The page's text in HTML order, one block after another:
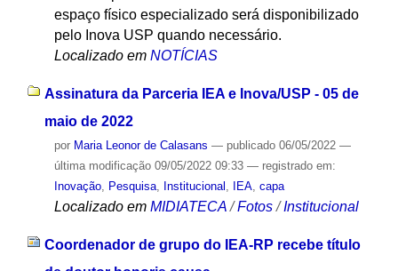
espaço físico especializado será disponibilizado
pelo Inova USP quando necessário.
Localizado em NOTÍCIAS
Assinatura da Parceria IEA e Inova/USP - 05 de
maio de 2022
por Maria Leonor de Calasans — publicado06/05/2022 —
última modificação09/05/2022 09:33 — registrado em:
Inovação, Pesquisa, Institucional IEA, capa
Localizado em MIDIATECA /Fotos /Institucional
Coordenador de grupo do IEA-RP recebe título